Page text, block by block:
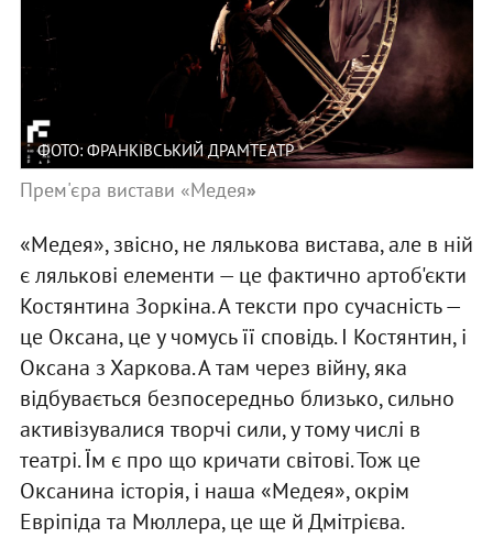
ФОТО: ФРАНКІВСЬКИЙ ДРАМТЕАТР
Прем'єра вистави «Медея»
«Медея», звісно, не лялькова вистава, але в ній
є лялькові елементи — це фактично артоб'єкти
Костянтина Зоркіна. А тексти про сучасність —
це Оксана, це у чомусь її сповідь. І Костянтин, і
Оксана з Харкова. А там через війну, яка
відбувається безпосередньо близько, сильно
активізувалися творчі сили, у тому числі в
театрі. Їм є про що кричати світові. Тож це
Оксанина історія, і наша «Медея», окрім
Евріпіда та Мюллера, це ще й Дмітрієва.